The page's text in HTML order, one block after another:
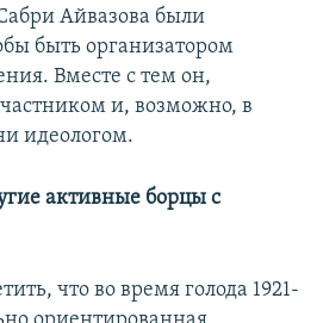
Айвазова были
быть организатором
Вместе с тем он,
и, возможно, в
идеологом.
активные борцы с
что во время голода 1921-